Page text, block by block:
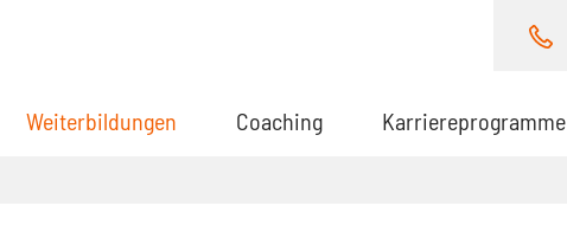
Weiterbildungen (aktuell)Coaching Karriereprogramme